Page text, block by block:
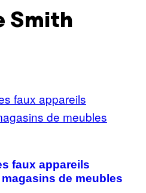
Smith
faux appareils
de meubles